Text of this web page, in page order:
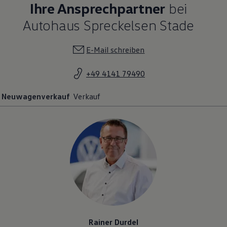
Magazin
Lifestyle
Transport
Elektromobilität
Volkswagen R
Volkswagen Kundenbetreuung
Ihre Ansprechpartner bei
Autohaus Spreckelsen Stade
E-Mail schreiben
+49 4141 79490
Neuwagenverkauf Verkauf
Rainer Durdel